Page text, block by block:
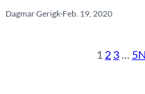
Dagmar Gerigk·Feb. 19, 2020
1 2 3 5